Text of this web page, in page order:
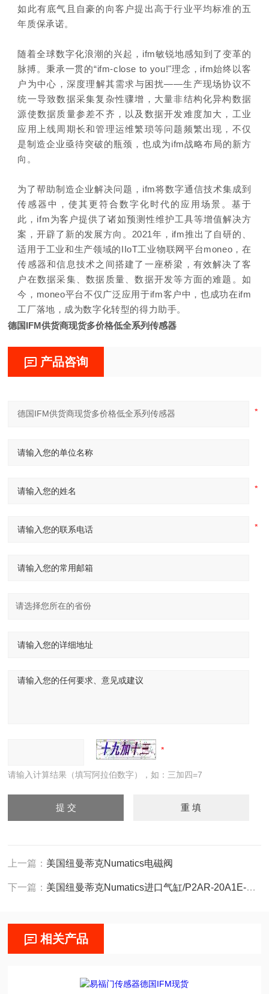
如此有底气且自豪的向客户提出高于行业平均标准的五
年质保承诺。
随着全球数字化浪潮的兴起，ifm敏锐地感知到了变革的
脉搏。秉承一贯的“ifm-close to you!"理念，ifm始终以客
户为中心，深度理解其需求与困扰——生产现场协议不
统一导致数据采集复杂性骤增，大量非结构化异构数据
源使数据质量参差不齐，以及数据开发难度加大，工业
应用上线周期长和管理运维繁琐等问题频繁出现，不仅
是制造企业亟待突破的瓶颈，也成为ifm战略布局的新方
向。
为了帮助制造企业解决问题，ifm将数字通信技术集成到
传感器中，使其更符合数字化时代的应用场景。基于
此，ifm为客户提供了诸如预测性维护工具等增值解决方
案，开辟了新的发展方向。2021年，ifm推出了自研的、
适用于工业和生产领域的IIoT工业物联网平台moneo，在
传感器和信息技术之间搭建了一座桥梁，有效解决了客
户在数据采集、数据质量、数据开发等方面的难题。如
今，moneo平台不仅广泛应用于ifm客户中，也成功在ifm
工厂落地，成为数字化转型的得力助手。
德国IFM供货商现货多价格低全系列传感器
产品咨询
请输入计算结果（填写阿拉伯数字），如：三加四=7
上一篇： 美国纽曼蒂克Numatics电磁阀
下一篇： 美国纽曼蒂克Numatics进口气缸/P2AR-20A1E-AAAO-E
相关产品